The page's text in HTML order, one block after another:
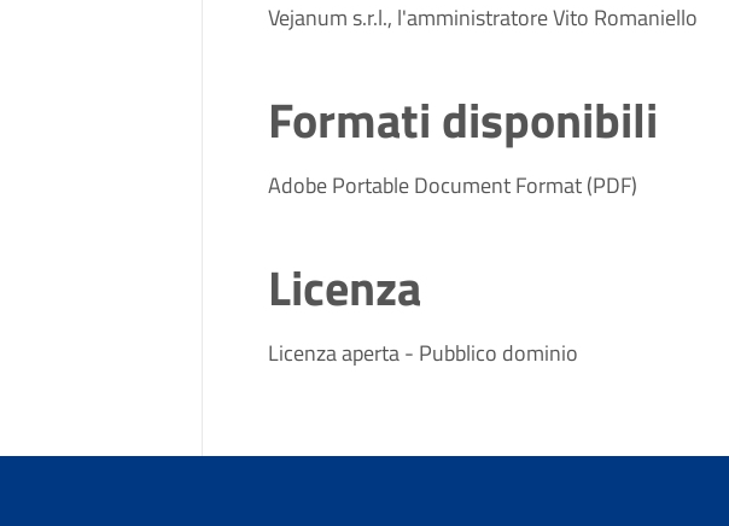
Vejanum s.r.l., l'amministratore Vito Romaniello
Formati disponibili
Adobe Portable Document Format (PDF)
Licenza
Licenza aperta - Pubblico dominio